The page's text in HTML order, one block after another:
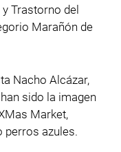
Trastorno del
Marañón de
Nacho Alcázar,
sido la imagen
Market,
perros azules.